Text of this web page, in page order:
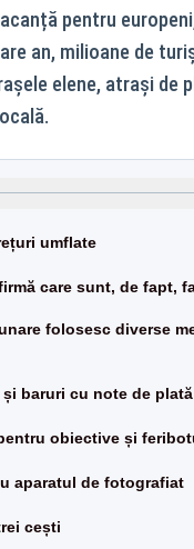
pentru
an, milioane de
elene, atrași de
umflate
care sunt, de fapt,
folosesc diverse
și baruri cu note de
obiective și
aparatul de fotografiat
cești